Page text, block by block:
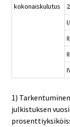
kokonaiskulutus
1)
julkistuksen